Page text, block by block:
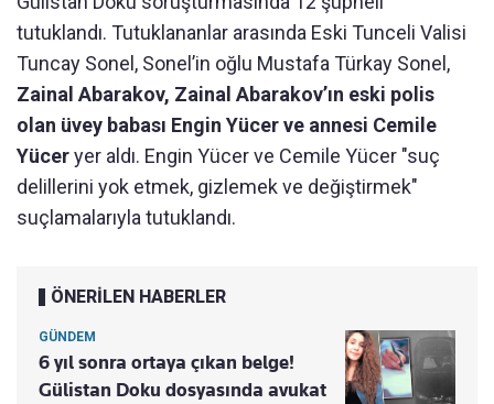
tutuklandı. Tutuklananlar arasında Eski Tunceli Valisi
Tuncay Sonel, Sonel’in oğlu Mustafa Türkay Sonel,
Zainal Abarakov, Zainal Abarakov’ın eski polis
olan üvey babası Engin Yücer ve annesi Cemile
Yüceryer aldı. Engin Yücer ve Cemile Yücer "suç
delillerini yok etmek, gizlemek ve değiştirmek"
suçlamalarıyla tutuklandı.
ÖNERİLEN HABERLER
GÜNDEM
6 yıl sonra ortaya çıkan belge!
Gülistan Doku dosyasında avukat